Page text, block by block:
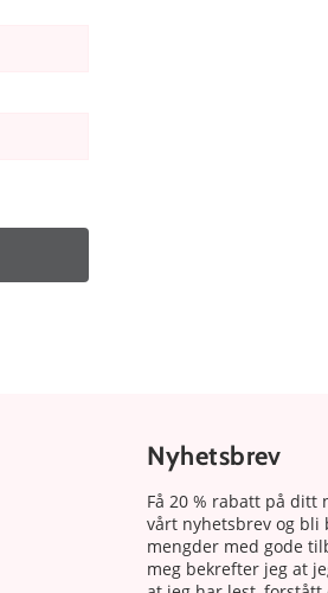
Nyhetsbrev
Få 20 % rabatt på ditt
vårt nyhetsbrev og bli
mengder med gode
meg bekrefter jeg at